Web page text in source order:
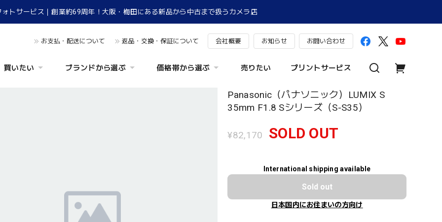
ォトサービス｜創業約69周年！大阪・梅田にある新品から中古まで扱うカメラ店
お支払・配送について 返品・交換・保証について 会社概要 お知らせ お問い合わせ
買いたい ブランドから選ぶ 価格帯から選ぶ 売りたい プリントサービス
Panasonic（パナソニック）LUMIX S
35mm F1.8 Sシリーズ（S-S35）
¥82,170 SOLD OUT
International shipping available
Sold out
日本国内にお住まいの方向け